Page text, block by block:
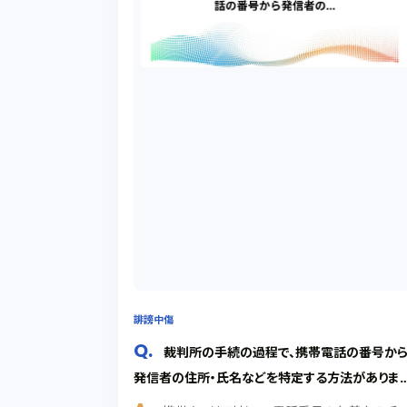
誹謗中傷
裁判所の手続の過程で、携帯電話の番号か
発信者の住所・氏名などを特定する方法がありま
か？